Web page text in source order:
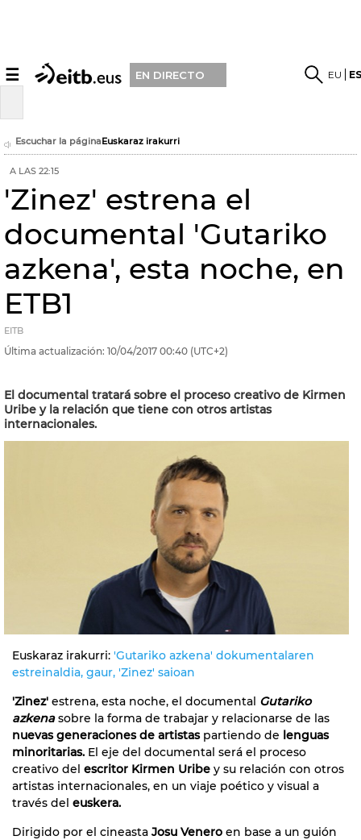
☰ EN DIRECTO EU
Escuchar la páginaEuskaraz irakurri
A LAS 22:15
'Zinez' estrena el
documental 'Gutariko
azkena', esta noche, en
ETB1
EITB
Última actualización: 10/04/2017 00:40 (UTC+2)
El documental tratará sobre el proceso creativo de Kirmen
Uribe y la relación que tiene con otros artistas
internacionales.
Euskaraz irakurri: 'Gutariko azkena' dokumentalaren
estreinaldia, gaur, 'Zinez' saioan
'Zinez' estrena, esta noche, el documental Gutariko
azkenasobre la forma de trabajar y relacionarse de las
nuevas generaciones de artistaspartiendo de lenguas
minoritarias. El eje del documental será el proceso
creativo del escritor Kirmen Uribe y su relación con otros
artistas internacionales, en un viaje poético y visual a
través del euskera.
Dirigido por el cineasta Josu Venero en base a un guión